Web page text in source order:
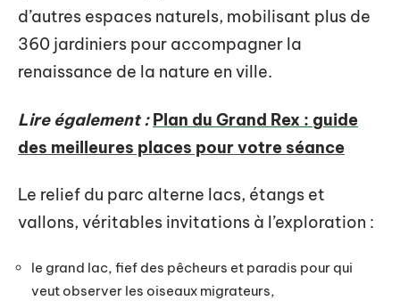
d’autres espaces naturels, mobilisant plus de
360 jardiniers pour accompagner la
renaissance de la nature en ville.
Lire également : Plan du Grand Rex : guide
des meilleures places pour votre séance
Le relief du parc alterne lacs, étangs et
vallons, véritables invitations à l’exploration :
le grand lac, fief des pêcheurs et paradis pour qui
veut observer les oiseaux migrateurs,